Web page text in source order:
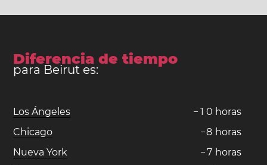
Diferencia de tiempo
para Beirut es:
Los Ángeles − 1 0 horas
Chicago
−8 horas
Nueva York
−7 horas